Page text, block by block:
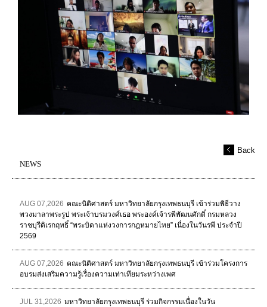
Back
NEWS
AUG 07,2026 คณะนิติศาสตร์ มหาวิทยาลัยกรุงเทพธนบุรี เข้าร่วมพิธีวาง
พวงมาลาพระรูป พระเจ้าบรมวงศ์เธอ พระองค์เจ้ารพีพัฒนศักดิ์ กรมหลวง
ราชบุรีดิเรกฤทธิ์ “พระบิดาแห่งวงการกฎหมายไทย” เนื่องในวันรพี ประจำปี
2569
AUG 07,2026 คณะนิติศาสตร์ มหาวิทยาลัยกรุงเทพธนบุรี เข้าร่วมโครงการ
อบรมส่งเสริมความรู้เรื่องความเท่าเทียมระหว่างเพศ
JUL 31,2026 มหาวิทยาลัยกรุงเทพธนบุรี ร่วมกิจกรรมเนื่องในวัน